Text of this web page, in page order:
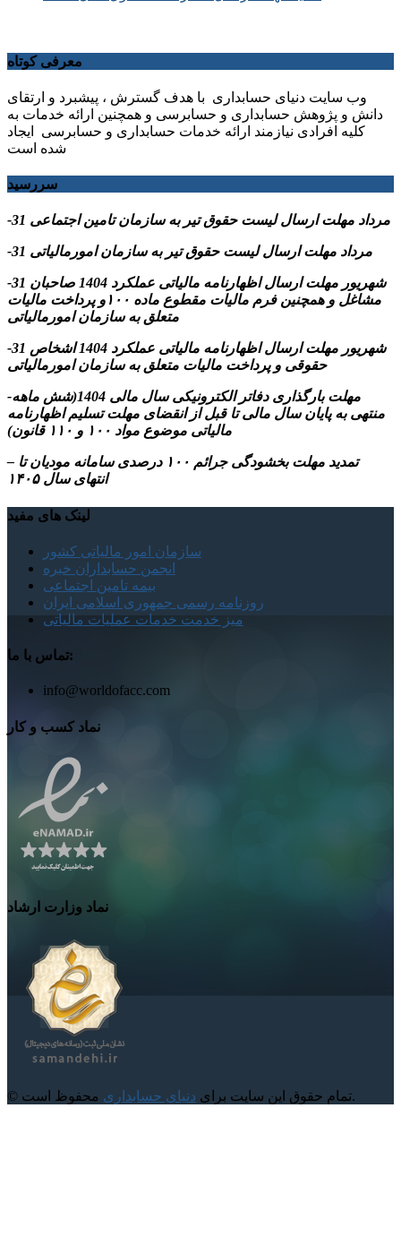
معرفی کوتاه
وب سایت دنیای حسابداری با هدف گسترش ، پیشبرد و ارتقای
دانش و پژوهش حسابداری و حسابرسی و همچنین ارائه خدمات به
کلیه افرادی نیازمند ارائه خدمات حسابداری و حسابرسی ایجاد
شده است
سررسید
-31 مرداد مهلت ارسال ليست حقوق تیر به سازمان تامین اجتماعی
-31 مرداد مهلت ارسال ليست حقوق تیر به سازمان امورمالیاتی
-31 شهریور مهلت ارسال اظهارنامه مالیاتی عملکرد 1404 صاحبان
مشاغل و همچنین فرم مالیات مقطوع ماده ۱۰۰و پرداخت مالیات
متعلق به سازمان امورمالیاتی
-31 شهریور مهلت ارسال اظهارنامه مالیاتی عملکرد 1404 اشخاص
حقوقی و پرداخت مالیات متعلق به سازمان امورمالیاتی
-مهلت بارگذاری دفاتر الکترونیکی سال مالی 1404(شش ماهه
منتهی به پایان سال مالی تا قبل از انقضای مهلت تسلیم اظهارنامه
مالیاتی موضوع مواد ۱۰۰ و ۱۱۰ قانون)
– تمدید مهلت بخشودگی جرائم ۱۰۰ درصدی سامانه مودیان تا
انتهای سال ۱۴۰۵
لینک های مفید
سازمان امور مالیاتی کشور
انجمن حسابداران خبره
بیمه تامین اجتماعی
روزنامه رسمی جمهوری اسلامی ایران
میز خدمت خدمات عملیات مالیاتی
تماس با ما:
info@worldofacc.com
نماد کسب و کار
نماد وزارت ارشاد
© تمام حقوق این سایت برای دنیای حسابداری محفوظ است.